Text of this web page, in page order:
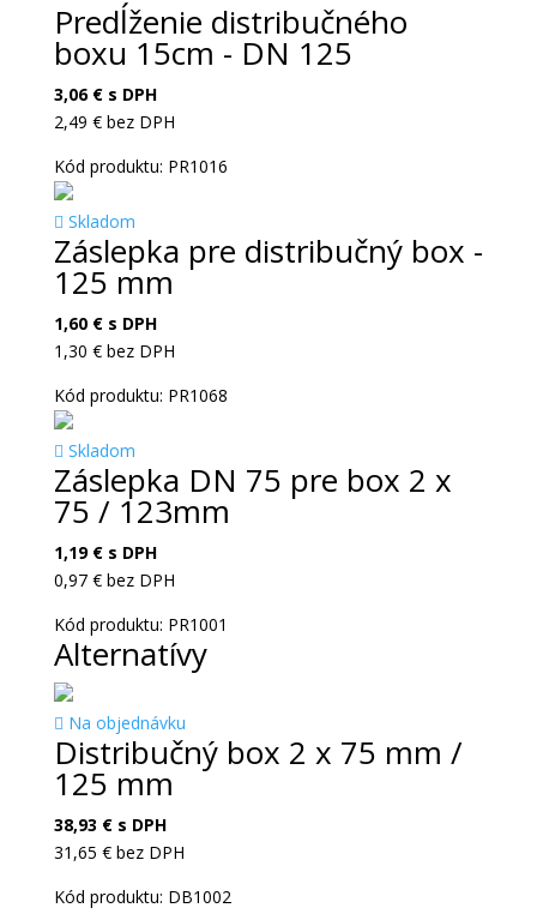
Predĺženie distribučného
boxu 15cm - DN 125
3,06 €s DPH
2,49 €bez DPH
Kód produktu: PR1016
Skladom
Záslepka pre distribučný box -
125 mm
1,60 €s DPH
1,30 €bez DPH
Kód produktu: PR1068
Skladom
Záslepka DN 75 pre box 2 x
75 / 123mm
1,19 €s DPH
0,97 €bez DPH
Kód produktu: PR1001
Alternatívy
Na objednávku
Distribučný box 2 x 75 mm /
125 mm
38,93 €s DPH
31,65 €bez DPH
Kód produktu: DB1002